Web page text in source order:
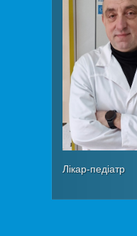
Лікар-педіатр